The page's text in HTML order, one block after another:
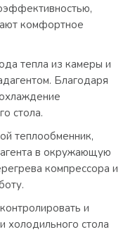
комфортное
тепла из камеры и
Благодаря
стола.
теплообменник,
в окружающую
компрессора и
и
холодильного стола